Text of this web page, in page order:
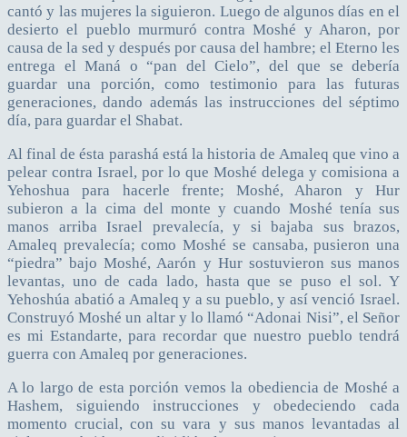
cantó y las mujeres la siguieron. Luego de algunos días en el
desierto el pueblo murmuró contra Moshé y Aharon, por
causa de la sed y después por causa del hambre; el Eterno les
entrega el Maná o “pan del Cielo”, del que se debería
guardar una porción, como testimonio para las futuras
generaciones, dando además las instrucciones del séptimo
día, para guardar el Shabat.
Al final de ésta parashá está la historia de Amaleq que vino a
pelear contra Israel, por lo que Moshé delega y comisiona a
Yehoshua para hacerle frente; Moshé, Aharon y Hur
subieron a la cima del monte y cuando Moshé tenía sus
manos arriba Israel prevalecía, y si bajaba sus brazos,
Amaleq prevalecía; como Moshé se cansaba, pusieron una
“piedra” bajo Moshé, Aarón y Hur sostuvieron sus manos
levantas, uno de cada lado, hasta que se puso el sol. Y
Yehoshúa abatió a Amaleq y a su pueblo, y así venció Israel.
Construyó Moshé un altar y lo llamó “Adonai Nisi”, el Señor
es mi Estandarte, para recordar que nuestro pueblo tendrá
guerra con Amaleq por generaciones.
A lo largo de esta porción vemos la obediencia de Moshé a
Hashem, siguiendo instrucciones y obedeciendo cada
momento crucial, con su vara y sus manos levantadas al